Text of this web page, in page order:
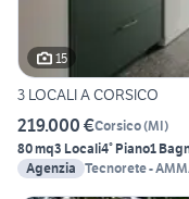
15
3 LOCALI A CORSICO
219.000 €Corsico(MI)
80 mq3 Locali4° Piano1
Agenzia Tecnorete -